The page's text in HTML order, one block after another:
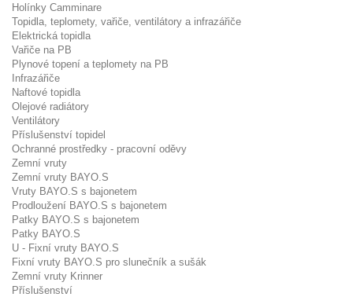
Holínky Camminare
Topidla, teplomety, vařiče, ventilátory a infrazářiče
Elektrická topidla
Vařiče na PB
Plynové topení a teplomety na PB
Infrazářiče
Naftové topidla
Olejové radiátory
Ventilátory
Příslušenství topidel
Ochranné prostředky - pracovní oděvy
Zemní vruty
Zemní vruty BAYO.S
Vruty BAYO.S s bajonetem
Prodloužení BAYO.S s bajonetem
Patky BAYO.S s bajonetem
Patky BAYO.S
U - Fixní vruty BAYO.S
Fixní vruty BAYO.S pro slunečník a sušák
Zemní vruty Krinner
Příslušenství